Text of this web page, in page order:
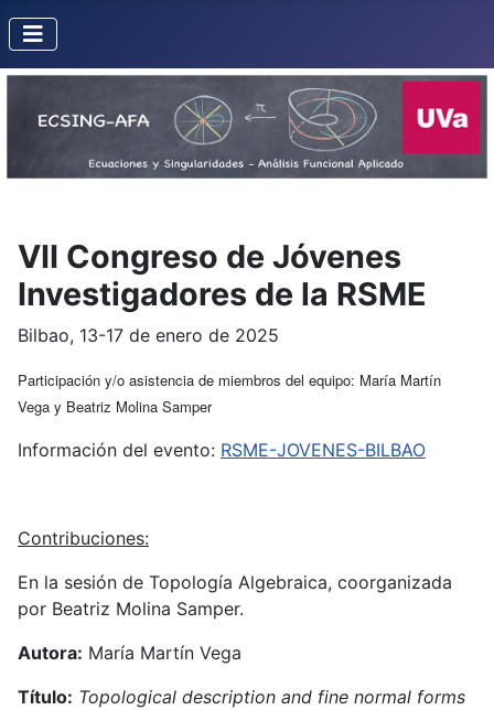
VII Congreso de Jóvenes
Investigadores de la RSME
Bilbao, 13-17 de enero de 2025
Participación y/o asistencia de miembros del equipo: María Martín
Vega y Beatriz Molina Samper
Información del evento: RSME-JOVENES-BILBAO
Contribuciones:
En la sesión de Topología Algebraica, coorganizada
por Beatriz Molina Samper.
Autora: María Martín Vega
Título: Topological description and fine normal forms